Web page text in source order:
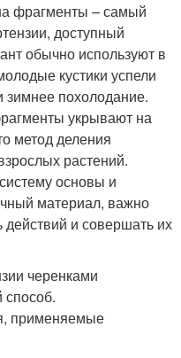
фрагменты – самый
доступный
обычно используют в
кустики успели
похолодание.
укрывают на
метод деления
растений.
основы и
материал, важно
действий и совершать их